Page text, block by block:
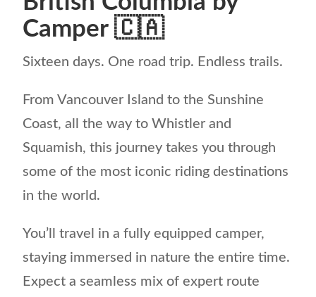
Camper 🇨🇦
Sixteen days. One road trip. Endless trails.
From Vancouver Island to the Sunshine
Coast, all the way to Whistler and
Squamish, this journey takes you through
some of the most iconic riding destinations
in the world.
You’ll travel in a fully equipped camper,
staying immersed in nature the entire time.
Expect a seamless mix of expert route